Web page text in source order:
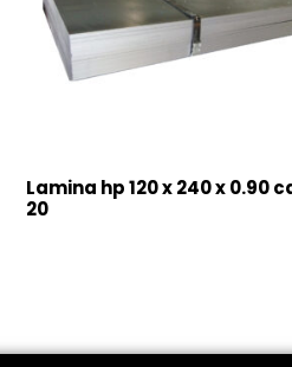
Lamina hp 120 x 240 x 0.90
20